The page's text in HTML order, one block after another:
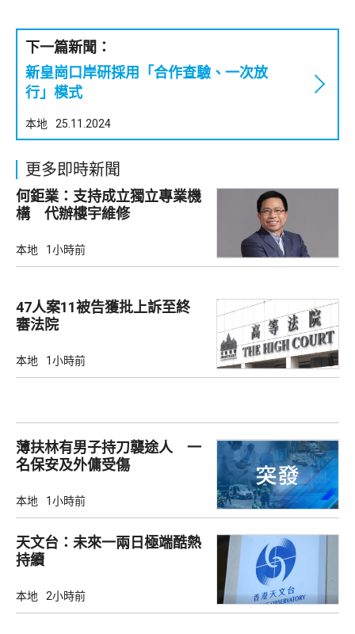
下一篇新聞：
新皇崗口岸研採用「合作查驗、一次放
行」模式
本地 25.11.2024
更多即時新聞
何鉅業：支持成立獨立專業機
構 代辦樓宇維修
本地 1小時前
47人案11被告獲批上訴至終
審法院
本地 1小時前
薄扶林有男子持刀襲途人 一
名保安及外傭受傷
本地 1小時前
天文台：未來一兩日極端酷熱
持續
本地 2小時前